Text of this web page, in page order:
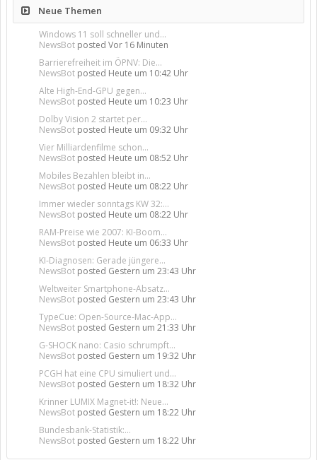
Neue Themen
Windows 11 soll schneller und...
NewsBot posted Vor 16 Minuten
Barrierefreiheit im ÖPNV: Die...
NewsBot posted Heute um 10:42 Uhr
Alte High-End-GPU gegen...
NewsBot posted Heute um 10:23 Uhr
Dolby Vision 2 startet per...
NewsBot posted Heute um 09:32 Uhr
Vier Milliardenfilme schon...
NewsBot posted Heute um 08:52 Uhr
Mobiles Bezahlen bleibt in...
NewsBot posted Heute um 08:22 Uhr
Immer wieder sonntags KW 32:...
NewsBot posted Heute um 08:22 Uhr
RAM-Preise wie 2007: KI-Boom...
NewsBot posted Heute um 06:33 Uhr
KI-Diagnosen: Gerade jüngere...
NewsBot posted Gestern um 23:43 Uhr
Weltweiter Smartphone-Absatz...
NewsBot posted Gestern um 23:43 Uhr
TypeCue: Open-Source-Mac-App...
NewsBot posted Gestern um 21:33 Uhr
G-SHOCK nano: Casio schrumpft...
NewsBot posted Gestern um 19:32 Uhr
PCGH hat eine CPU simuliert und...
NewsBot posted Gestern um 18:32 Uhr
Krinner LUMIX Magnet-it!: Neue...
NewsBot posted Gestern um 18:22 Uhr
Bundesbank-Statistik:...
NewsBot posted Gestern um 18:22 Uhr